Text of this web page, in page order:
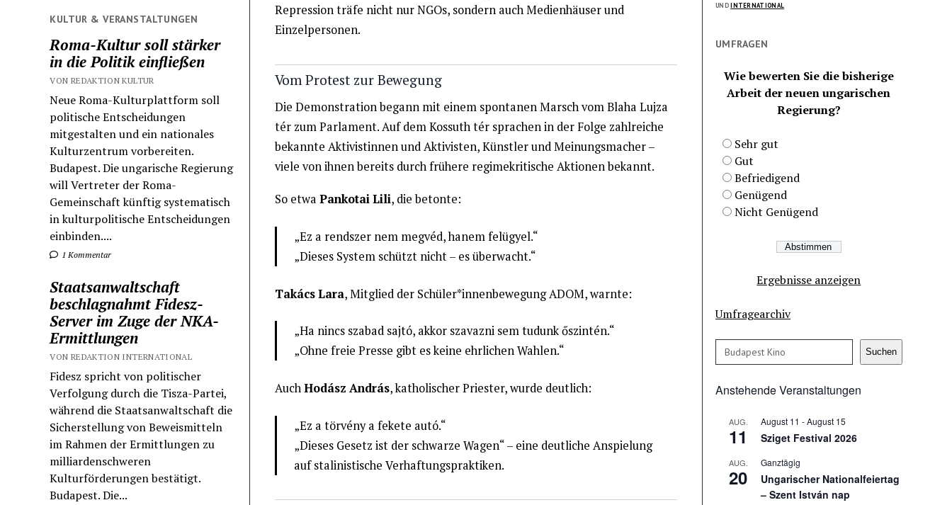
KULTUR & VERANSTALTUNGEN
Roma-Kultur soll stärker
in die Politik einfließen
VON REDAKTION KULTUR
Neue Roma-Kulturplattform soll
politische Entscheidungen
mitgestalten und ein nationales
Kulturzentrum vorbereiten.
Budapest. Die ungarische Regierung
will Vertreter der Roma-
Gemeinschaft künftig systematisch
in kulturpolitische Entscheidungen
einbinden....
1 Kommentar
Staatsanwaltschaft
beschlagnahmt Fidesz-
Server im Zuge der NKA-
Ermittlungen
VON REDAKTION INTERNATIONAL
Fidesz spricht von politischer
Verfolgung durch die Tisza-Partei,
während die Staatsanwaltschaft die
Sicherstellung von Beweismitteln
im Rahmen der Ermittlungen zu
milliardenschweren
Kulturförderungen bestätigt.
Budapest. Die...
Repression träfe nicht nur NGOs, sondern auch Medienhäuser und
Einzelpersonen.
Vom Protest zur Bewegung
Die Demonstration begann mit einem spontanen Marsch vom Blaha Lujza
tér zum Parlament. Auf dem Kossuth tér sprachen in der Folge zahlreiche
bekannte Aktivistinnen und Aktivisten, Künstler und Meinungsmacher –
viele von ihnen bereits durch frühere regimekritische Aktionen bekannt.
So etwa Pankotai Lili, die betonte:
„Ez a rendszer nem megvéd, hanem felügyel.“
„Dieses System schützt nicht – es überwacht.“
Takács Lara, Mitglied der Schüler*innenbewegung ADOM, warnte:
„Ha nincs szabad sajtó, akkor szavazni sem tudunk őszintén.“
„Ohne freie Presse gibt es keine ehrlichen Wahlen.“
AuchHodász András, katholischer Priester, wurde deutlich:
„Ez a törvény a fekete autó.“
„Dieses Gesetz ist der schwarze Wagen“ – eine deutliche Anspielung
auf stalinistische Verhaftungspraktiken.
UNDINTERNATIONAL
UMFRAGEN
Wie bewerten Sie die bisherige
Arbeit der neuen ungarischen
Regierung?
Sehr gut
Gut
Befriedigend
Genügend
Nicht Genügend
Ergebnisse anzeigen
Umfragearchiv
Suchen Suchen
Anstehende Veranstaltungen
AUG.
11
August 11 -August 15
Sziget Festival 2026
AUG.
20
Ganztägig
Ungarischer Nationalfeiertag
– Szent István nap